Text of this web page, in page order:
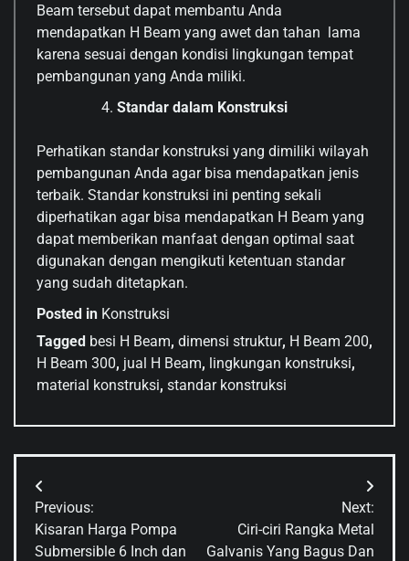
Beam tersebut dapat membantu Anda
mendapatkan H Beam yang awet dan tahan lama
karena sesuai dengan kondisi lingkungan tempat
pembangunan yang Anda miliki.
Standar dalam Konstruksi
Perhatikan standar konstruksi yang dimiliki wilayah
pembangunan Anda agar bisa mendapatkan jenis
terbaik. Standar konstruksi ini penting sekali
diperhatikan agar bisa mendapatkan H Beam yang
dapat memberikan manfaat dengan optimal saat
digunakan dengan mengikuti ketentuan standar
yang sudah ditetapkan.
Posted in Konstruksi
Tagged besi H Beam, dimensi struktur, H Beam 200,
H Beam 300, jual H Beam, lingkungan konstruksi,
material konstruksi, standar konstruksi
Post
navigation
Previous:
Kisaran Harga Pompa
Submersible 6 Inch dan
Next:
Ciri-ciri Rangka Metal
Galvanis Yang Bagus Dan